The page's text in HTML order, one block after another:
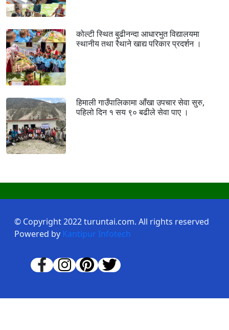
कोल्टी स्थित बुढीनन्दा आधारभुत विद्यालयमा
स्थानीय तथा रैथाने खाद्य परिकार प्रदर्शन ।
हिमाली गाउँपालिकामा आँखा उपचार सेवा सुरु,
पहिलो दिन १ सय ९० बढीले सेवा पाए ।
© Copyright 2022 turuntai.com. All rights reserved
Powered by Kantipur Infotech